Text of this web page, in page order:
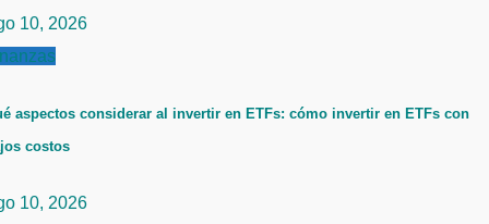
10, 2026
aspectos considerar al invertir en ETFs: cómo invertir en ETFs con
costos
10, 2026